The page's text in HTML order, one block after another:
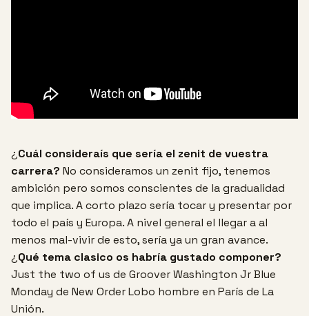
¿Cuál consideraís que sería el zenit de vuestra
carrera? No consideramos un zenit fijo, tenemos
ambición pero somos conscientes de la gradualidad
que implica. A corto plazo sería tocar y presentar por
todo el país y Europa. A nivel general el llegar a al
menos mal-vivir de esto, sería ya un gran avance.
¿Qué tema clasico os habría gustado componer?
Just the two of us de Groover Washington JrBlue
Monday de New OrderLobo hombre en París de La
Unión.